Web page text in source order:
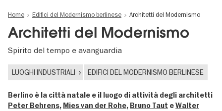
Home Edifici del Modernismo berlinese Architetti del Modernismo
Architetti del Modernismo
Spirito del tempo e avanguardia
LUOGHI INDUSTRIALI EDIFICI DEL MODERNISMO BERLINESE
Berlino è la città natale e il luogo di attività degli architetti
Peter Behrens, Mies van der Rohe, Bruno Taut eWalter